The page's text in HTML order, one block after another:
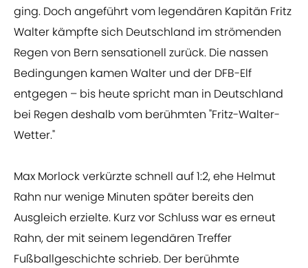
ging. Doch angeführt vom legendären Kapitän Fritz
Walter kämpfte sich Deutschland im strömenden
Regen von Bern sensationell zurück. Die nassen
Bedingungen kamen Walter und der DFB-Elf
entgegen – bis heute spricht man in Deutschland
bei Regen deshalb vom berühmten "Fritz-Walter-
Wetter."
Max Morlock verkürzte schnell auf 1:2, ehe Helmut
Rahn nur wenige Minuten später bereits den
Ausgleich erzielte. Kurz vor Schluss war es erneut
Rahn, der mit seinem legendären Treffer
Fußballgeschichte schrieb. Der berühmte